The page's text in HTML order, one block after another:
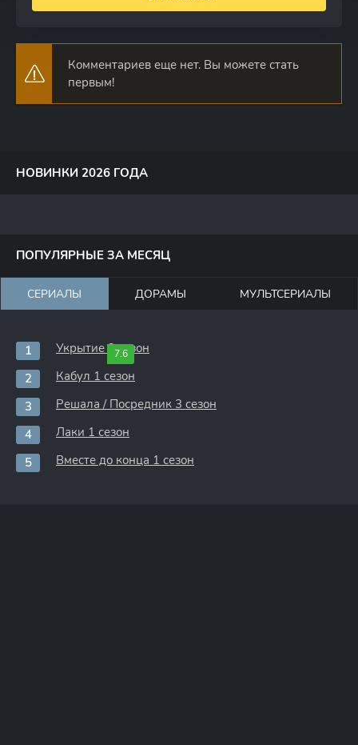
Комментариев еще нет. Вы можете стать
первым!
НОВИНКИ 2026 ГОДА
ПОПУЛЯРНЫЕ ЗА МЕСЯЦ
СЕРИАЛЫ ДОРАМЫ МУЛЬТСЕРИАЛЫ
7.6
Укрытие 3 сезон
Кабул 1 сезон
Решала / Посредник 3 сезон
Лаки 1 сезон
Вместе до конца 1 сезон